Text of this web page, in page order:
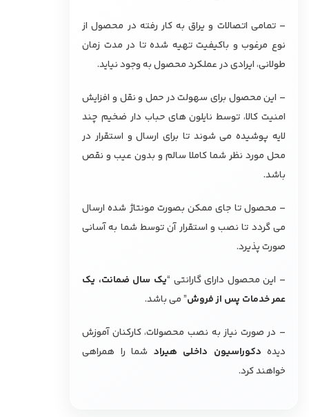
– تمامی اتصالات و یراق به کار رفته در محصول از
نوع مرغوب و باکیفیت تهیه شده تا در مدت زمان
طولانی، ایرادی در عملکرد محصول به وجود نیاید.
– این محصول برای سهولت در حمل و نقل و افزایش
امنیت کالا، توسط نایلون های حباب دار ضخیم چند
لایه پوشیده می شوند تا برای ارسال و استقرار در
محل مورد نظر شما کاملا سالم و بدون عیب و نقص
باشد.
– محصول تا جای ممکن بصورت مونتاژ شده ارسال
می گردد تا نصب و استقرار آن توسط شما به آسانی
صورت پذیرد.
– این محصول دارای گارانتی “یک سال ضمانت، یک
عمر خدمات پس از فروش” می باشد.
– در صورت نیاز به نصب محصولات، کارکنان آموزش
دیده دکوراسیون داخلی هیراد شما را همراهی
خواهند کرد.